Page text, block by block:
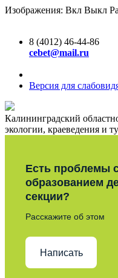
Изображения: Вкл Выкл
8 (4012) 46-44-86
cebet@mail.ru
Версия для
Калининградский
экологии, краеведения и
Есть проблемы
образованием
секции?
Расскажите об этом
Написать